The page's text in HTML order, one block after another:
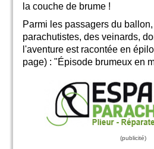
la couche de brume !
Parmi les passagers du
parachutistes, des veinards,
l'aventure est racontée en
page) : "Épisode brumeux en